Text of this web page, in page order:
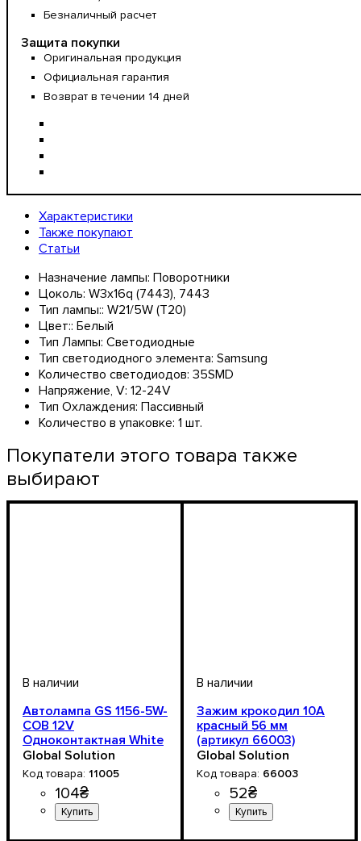
Безналичный расчет
Защита покупки
Оригинальная продукция
Официальная гарантия
Возврат в течении 14 дней
Характеристики
Также покупают
Статьи
Назначение лампы: Поворотники
Цоколь: W3x16q (7443), 7443
Тип лампы:: W21/5W (T20)
Цвет:: Белый
Тип Лампы: Светодиодные
Тип светодиодного элемента: Samsung
Количество светодиодов: 35SMD
Напряжение, V: 12-24V
Тип Охлаждения: Пассивный
Количество в упаковке: 1 шт.
Покупатели этого товара также
выбирают
Автолампа GS 1156-5W-
COB 12V
Одноконтактная White
Global Solution
11005
104₴
Зажим крокодил 10А
красный 56 мм
(артикул 66003)
Global Solution
66003
52₴